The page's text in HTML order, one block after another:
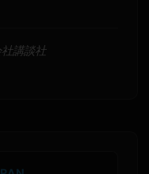
講談社